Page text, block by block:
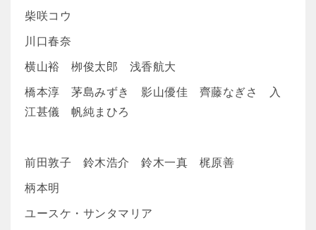
柴咲コウ
川口春奈
横山裕 栁俊太郎 浅香航大
橋本淳 茅島みずき 影山優佳 齊藤なぎさ 入
江甚儀 帆純まひろ
前田敦子 鈴木浩介 鈴木一真 梶原善
柄本明
ユースケ・サンタマリア